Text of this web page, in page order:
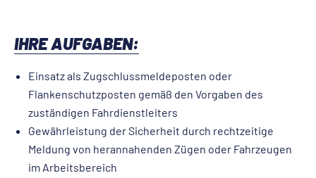
IHRE AUFGABEN:
Einsatz als Zugschlussmeldeposten oder
Flankenschutzposten gemäß den Vorgaben des
zuständigen Fahrdienstleiters
Gewährleistung der Sicherheit durch rechtzeitige
Meldung von herannahenden Zügen oder Fahrzeugen
im Arbeitsbereich